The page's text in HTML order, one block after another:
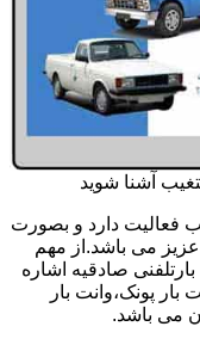
آشنا شوید
فعالیت دارد و بصورت
می باشد.از مهم
صادقیه اشاره
پونک،وانت بار
می باشد.